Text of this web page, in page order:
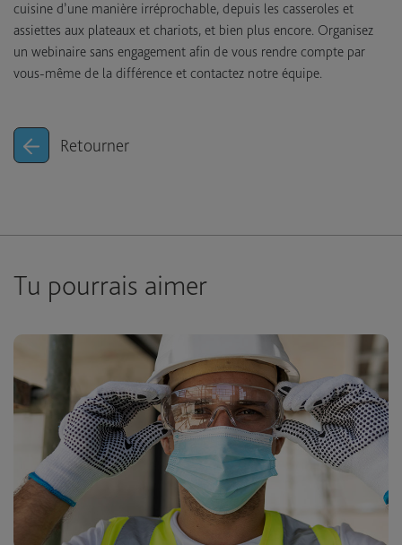
cuisine d’une manière irréprochable, depuis les casseroles et
assiettes aux plateaux et chariots, et bien plus encore. Organisez
un webinaire sans engagement afin de vous rendre compte par
vous-même de la différence et contactez notre équipe.
Retourner
Tu pourrais aimer